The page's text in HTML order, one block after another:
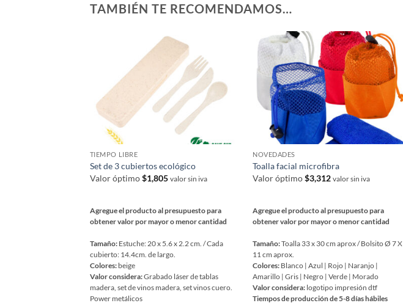
TAMBIÉN TE RECOMENDAMOS…
TIEMPO LIBRE
Set de 3 cubiertos ecológico
Valor óptimo$1,805 valor sin iva
Agregue el producto al presupuesto para
obtener valor por mayor o menor cantidad
Tamaño: Estuche: 20 x 5.6 x 2.2 cm. / Cada
cubierto: 14.4cm. de largo.
Colores: beige
Valor considera:Grabado láser de tablas
madera, set de vinos madera, set vinos cuero.
Power metálicos
NOVEDADES
Toalla facial microfibra
Valor óptimo$3,312 valor sin iva
Agregue el producto al presupuesto para
obtener valor por mayor o menor cantidad
Tamaño:Toalla 33 x 30 cm aprox / Bolsito Ø 7 X
11 cm aprox.
Colores: Blanco | Azul | Rojo | Naranjo |
Amarillo | Gris | Negro | Verde | Morado
Valor considera: logotipo impresión dtf
Tiempos de producción de 5-8 días hábiles